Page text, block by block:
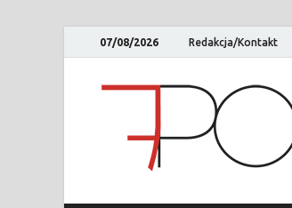
07/08/2026 Redakcja/Kontakt